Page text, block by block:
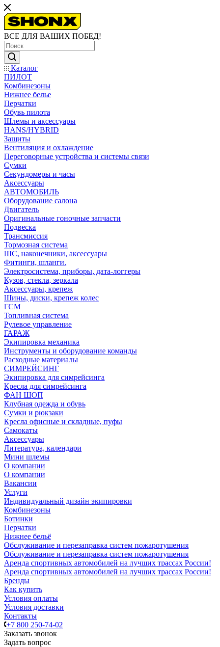
ВСЕ ДЛЯ ВАШИХ ПОБЕД!
Каталог
ПИЛОТ
Комбинезоны
Нижнее белье
Перчатки
Обувь пилота
Шлемы и аксессуары
HANS/HYBRID
Защиты
Вентиляция и охлаждение
Переговорные устройства и системы связи
Сумки
Секундомеры и часы
Аксессуары
АВТОМОБИЛЬ
Оборудование салона
Двигатель
Оригинальные гоночные запчасти
Подвеска
Трансмиссия
Тормозная система
ШС, наконечники, аксессуары
Фитинги, шланги.
Электросистема, приборы, дата-логгеры
Кузов, стекла, зеркала
Аксессуары, крепеж
Шины, диски, крепеж колес
ГСМ
Топливная система
Рулевое управление
ГАРАЖ
Экипировка механика
Инструменты и оборудование команды
Расходные материалы
СИМРЕЙСИНГ
Экипировка для симрейсинга
Кресла для симрейсинга
ФАН ШОП
Клубная одежда и обувь
Сумки и рюкзаки
Кресла офисные и складные, пуфы
Самокаты
Аксессуары
Литература, календари
Мини шлемы
О компании
О компании
Вакансии
Услуги
Индивидуальный дизайн экипировки
Комбинезоны
Ботинки
Перчатки
Нижнее бельё
Обслуживание и перезаправка систем пожаротушения
Обслуживание и перезаправка систем пожаротушения
Аренда спортивных автомобилей на лучших трассах России!
Аренда спортивных автомобилей на лучших трассах России!
Бренды
Как купить
Условия оплаты
Условия доставки
Контакты
+7 800 250-74-02
Заказать звонок
Задать вопрос